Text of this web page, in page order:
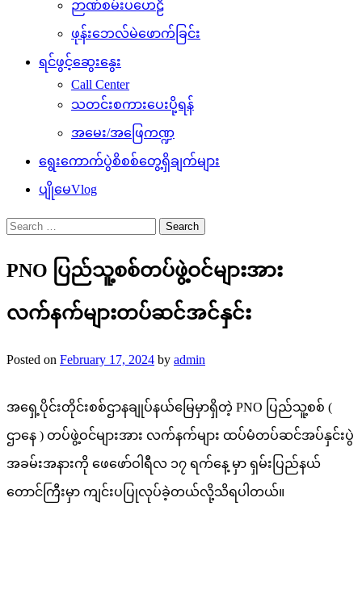
ဉာဏ်စမ်းပဟေဠိ
ဖုန်းဘေလ်မဲဖောက်ခြင်း
ရင်ဖွင့်ဆွေးနွေး
Call Center
သတင်းစကားပေးပို့ရန်
အမေး/အဖြေကဏ္ဍ
ရွေးကောက်ပွဲစိစစ်တွေ့ရှိချက်များ
ပျိုမေVlog
Search
for:
PNO ပြည်သူ့စစ်တပ်ဖွဲ့ဝင်များအား
လက်နက်များတပ်ဆင်အင်နှင်း
Posted on February 17, 2024 by admin
အရှေ့ပိုင်းတိုင်းစစ်ဌာနချုပ်နယ်မြေမှာရှိတဲ့ PNO ပြည်သူ့စစ် (
ဌာနေ ) တပ်ဖွဲ့ဝင်များအား လက်နက်များ ထပ်မံတပ်ဆင်အပ်နှင်းပွဲ
အခမ်းအနားကို ဖေဖော်ဝါရီလ ၁၇ ရက်နေ့ မှာ ရှမ်းပြည်နယ်
တောင်ကြီးမှာ ကျင်းပပြုလုပ်ခဲ့တယ်လို့သိရပါတယ်။